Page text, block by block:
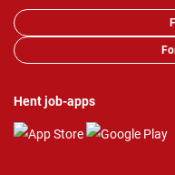
Hent job-apps